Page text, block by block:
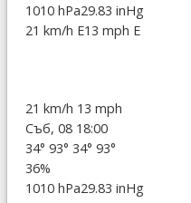
1010 hPa29.83 inHg
21 km/h E13 mph E
21 km/h 13 mph
Съб, 08 18:00
34° 93° 34° 93°
36%
1010 hPa29.83 inHg